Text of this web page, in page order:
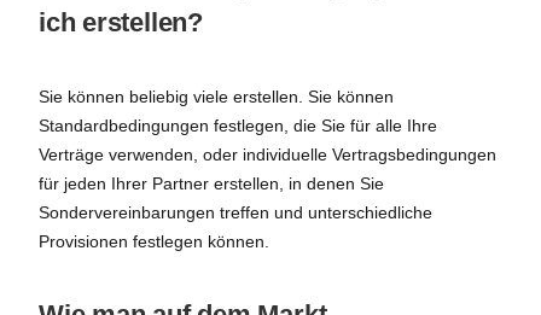
ich erstellen?
Sie können beliebig viele erstellen. Sie können
Standardbedingungen festlegen, die Sie für alle Ihre
Verträge verwenden, oder individuelle Vertragsbedingungen
für jeden Ihrer Partner erstellen, in denen Sie
Sondervereinbarungen treffen und unterschiedliche
Provisionen festlegen können.